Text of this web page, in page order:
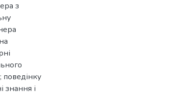
з
поведінку
знання і